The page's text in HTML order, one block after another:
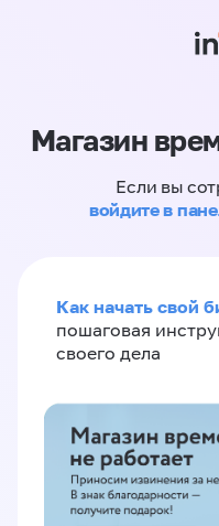
Магазин
Если вы
войдите в
Как начать свой
пошаговая
своего дела